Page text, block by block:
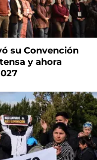
su Convención
y ahora